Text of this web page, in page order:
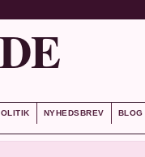
NYHEDSBREV BLOG